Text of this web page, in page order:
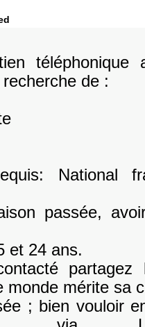
téléphonique
de :
passée,
et 24 ans.
monde mérite sa
; bien vouloir